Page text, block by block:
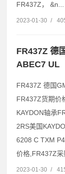
FR437Z， &n...
2023-01-30 /
FR437Z 德
ABEC7 UL
FR437Z 德国
FR437Z货期价
KAYDON轴承
2RS美国
6208 C TXM
价格,FR437Z
2023-01-30 /